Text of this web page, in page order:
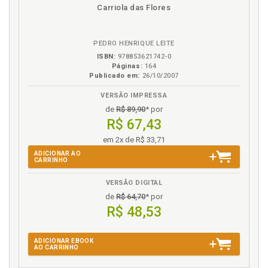
total do escrever e a mitologia autoral, p. 69
Mitologia e o escrever: a invenção moderna da
autoria e suas dimensões, p. 94
Modernidade. Morte de Deus, a modernidade e suas
Morte. Morte do autor ou morte do escritor?, p. 79
Morte de Deus, a modernidade e suas
consequências, p. 22
Morte do autor ou morte do escritor?, p. 79
Rebeldia. Leitura literária: submissão e criação,
disponível
Disponível
páginas
Carriola das Flores
PEDRO HENRIQUE LEITE
ISBN: 978853621742-0
Páginas: 164
Publicado em: 26/10/2007
VERSÃO IMPRESSA
de R$ 89,90* por
R$ 67,43
em 2x de R$ 33,71
ADICIONAR AO
CARRINHO
VERSÃO DIGITAL
de R$ 64,70* por
R$ 48,53
ADICIONAR EBOOK
AO CARRINHO